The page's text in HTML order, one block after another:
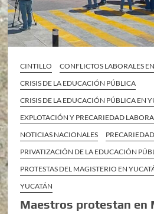
CINTILLO
CONFLICTOS LABORALES
CRISIS DE LA EDUCACIÓN PÚBLICA
CRISIS DE LA EDUCACIÓN PÚBLICA EN
EXPLOTACIÓN Y PRECARIEDAD
NOTICIAS NACIONALES
PRIVATIZACIÓN DE LA EDUCACIÓN
PROTESTAS DEL MAGISTERIO EN
YUCATÁN
Maestros protestan en